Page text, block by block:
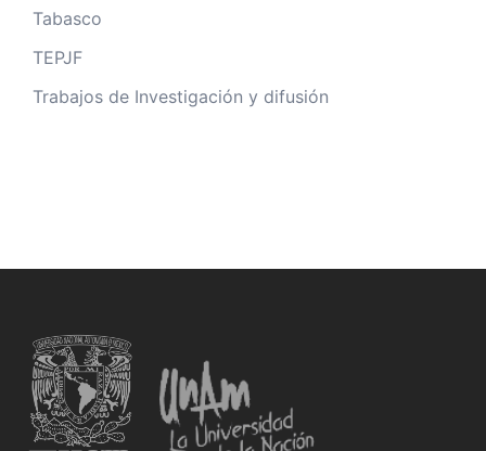
Tabasco
TEPJF
Trabajos de Investigación y difusión